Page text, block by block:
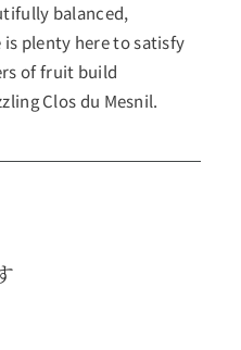
balanced,
plenty here to satisfy
of fruit build
Clos du Mesnil.